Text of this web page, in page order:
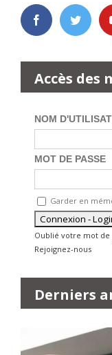
Accès des
NOM
MOT DE PASSE
Garder en
Oublié votre mot de
Rejoignez-nous
Derniers